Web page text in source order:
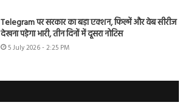
Telegram पर सरकार का बड़ा एक्शन, फिल्में और वेब सीरीज
देखना पड़ेगा भारी, तीन दिनों में दूसरा नोटिस
5 July 2026 - 2:25 PM